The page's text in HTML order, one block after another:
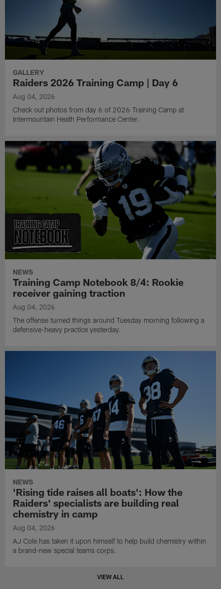
GALLERY
Raiders 2026 Training Camp | Day 6
Aug 04, 2026
Check out photos from day 6 of 2026 Training Camp at
Intermountain Heath Performance Center.
NEWS
Training Camp Notebook 8/4: Rookie
receiver gaining traction
Aug 04, 2026
The offense turned things around Tuesday morning following a
defensive-heavy practice yesterday.
NEWS
'Rising tide raises all boats': How the
Raiders' specialists are building real
chemistry in camp
Aug 04, 2026
AJ Cole has taken it upon himself to help build chemistry within
a brand-new special teams corps.
VIEW ALL